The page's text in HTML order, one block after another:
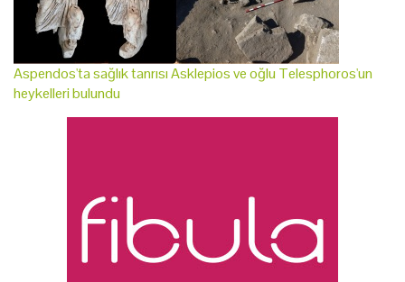
Aspendos'ta sağlık tanrısı Asklepios ve oğlu Telesphoros'un
heykelleri bulundu